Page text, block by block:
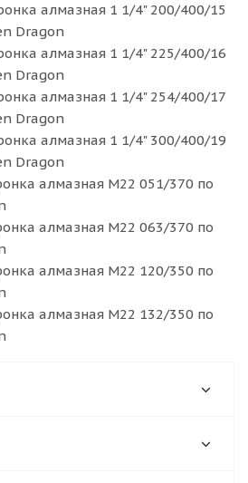
алмазная 1 1/4" 200/400/15
Dragon
алмазная 1 1/4" 225/400/16
Dragon
алмазная 1 1/4" 254/400/17
Dragon
алмазная 1 1/4" 300/400/19
Dragon
алмазная М22 051/370 по
алмазная М22 063/370 по
алмазная М22 120/350 по
алмазная М22 132/350 по